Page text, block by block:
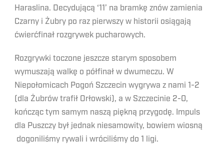
Haraslina. Decydującą ‘11’ na bramkę znów zamienia
Czarny i Żubry po raz pierwszy w historii osiągają
ćwierćfinał rozgrywek pucharowych.
Rozgrywki toczone jeszcze starym sposobem
wymuszają walkę o półfinał w dwumeczu. W
Niepołomicach Pogoń Szczecin wygrywa z nami 1-2
(dla Żubrów trafił Orłowski), a w Szczecinie 2-0,
kończąc tym samym naszą piękną przygodę. Impuls
dla Puszczy był jednak niesamowity, bowiem wiosną
dogoniliśmy rywali i wróciliśmy do 1 ligi.